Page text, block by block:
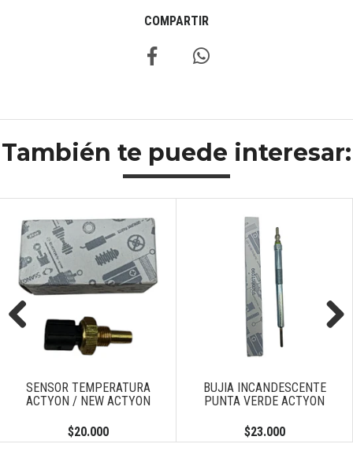
COMPARTIR
También te puede interesar:
SENSOR TEMPERATURA
ACTYON / NEW ACTYON
$20.000
BUJIA INCANDESCENTE
PUNTA VERDE ACTYON
$23.000
Previous